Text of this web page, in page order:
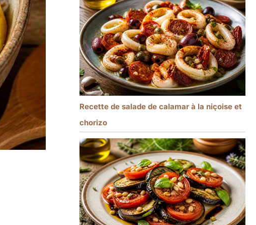
Recette de salade de calamar à la niçoise et
chorizo